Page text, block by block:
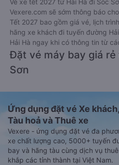
Vé xe tết 2027 từ Hải Hà đi Sóc
Vexere.com sẽ sớm thông báo
Tết 2027 bao gồm giá vé, lịch
hãng xe khách đi tuyến đường
Hải Hà ngay khi có thông tin từ
Đặt vé máy bay giá
Sơn
Ứng dụng đặt vé Xe
Tàu hoả và Thuê xe
Vexere - ứng dụng đặt vé đa
xe chất lượng cao, 5000+ tuyến
bay và hãng tàu cùng dịch vụ
khắp các tỉnh thành tại Việt Nam.